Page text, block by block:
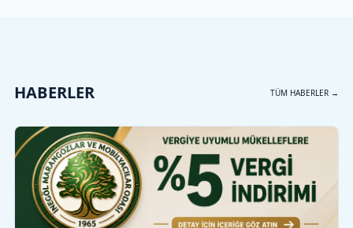
HABERLER TÜM HABERLER →